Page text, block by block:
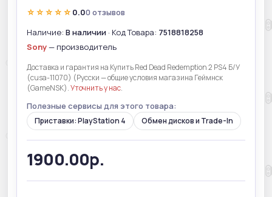
☆☆☆☆☆ 0.00 отзывов
Наличие: В наличии · Код Товара: 7518818258
Sony— производитель
Доставка и гарантия на Купить Red Dead Redemption 2 PS4 Б/У
(cusa-11070) (Русски — общие условия магазина Геймнск
(GameNSK).Уточнить у нас.
Полезные сервисы для этого товара:
Приставки: PlayStation 4 Обмен дисков и Trade-In
1900.00р.